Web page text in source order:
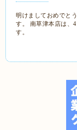
明けましておめでと
す。 南草津本店は、
す。